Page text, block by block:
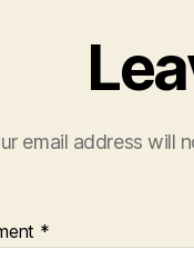
email address will
*